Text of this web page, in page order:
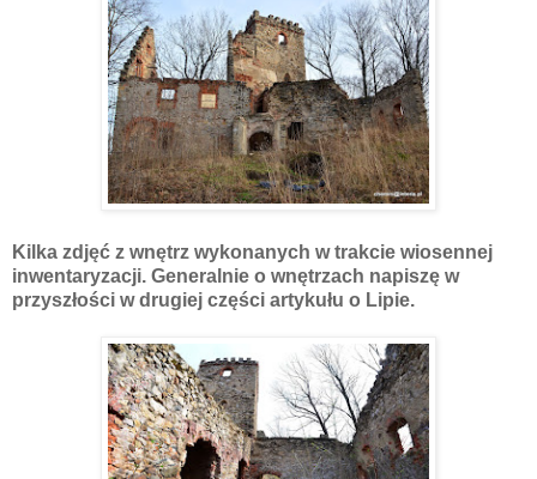
Kilka zdjęć z wnętrz wykonanych w trakcie wiosennej
inwentaryzacji. Generalnie o wnętrzach napiszę w
przyszłości w drugiej części artykułu o Lipie.